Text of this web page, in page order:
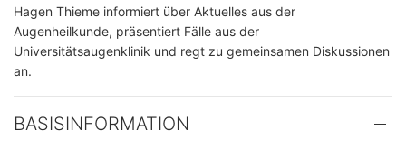
Hagen Thieme informiert über Aktuelles aus der
Augenheilkunde, präsentiert Fälle aus der
Universitätsaugenklinik und regt zu gemeinsamen Diskussionen
an.
BASISINFORMATION